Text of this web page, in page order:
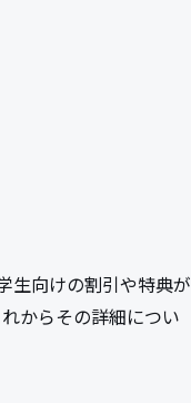
生向けの割引や特典が
からその詳細につい